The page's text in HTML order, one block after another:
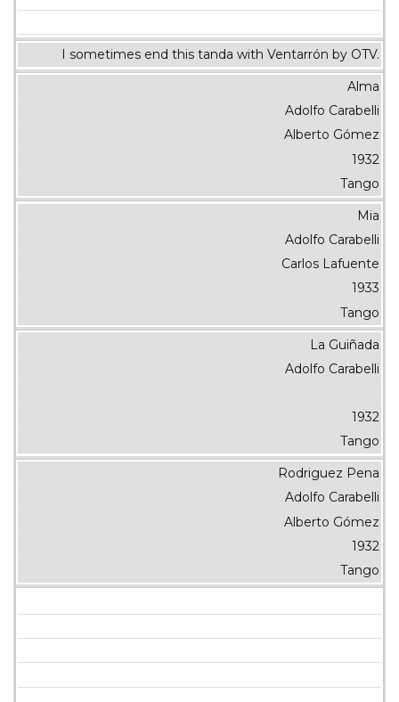
I sometimes end this tanda with Ventarrón by OTV.
Alma
Adolfo Carabelli
Alberto Gómez
1932
Tango
Mia
Adolfo Carabelli
Carlos Lafuente
1933
Tango
La Guiñada
Adolfo Carabelli
1932
Tango
Rodriguez Pena
Adolfo Carabelli
Alberto Gómez
1932
Tango